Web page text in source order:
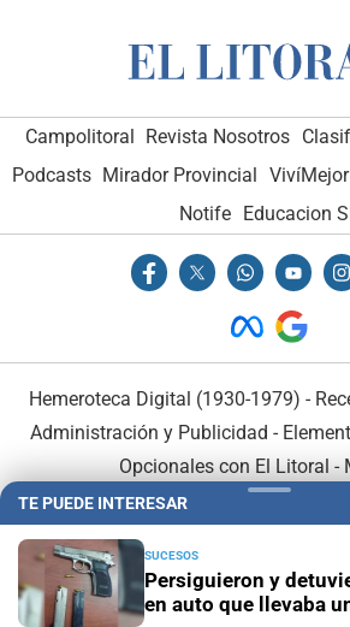
Campolitoral Revista Nosotros
Podcasts Mirador Provincial
Notife
Educacion
Hemeroteca Digital (1930-1979) -
Administración y Publicidad -
Opcionales con El Litoral -
TE PUEDE INTERESAR
SUCESOS
Persiguieron y
en auto que llevaba